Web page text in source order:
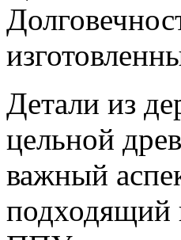
Детали из
цельной
важный
подходящий